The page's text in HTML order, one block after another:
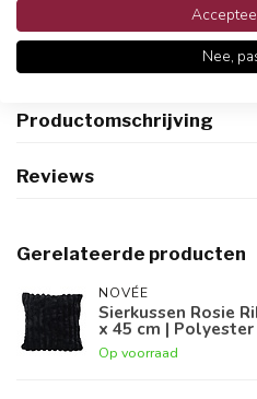
Snelle en betrouwbare
Productomschrijving
Reviews
Gerelateerde producten
NOVÉE
Sierkussen Rosie
x 45 cm | Polyester
Op voorraad
Nee,